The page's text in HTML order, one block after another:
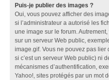
Puis-je publier des images ?
Oui, vous pouvez afficher des
si l’administrateur a autorisé les
une image sur le forum.
sur un serveur Web public,
image.gif. Vous ne pouvez pas
si c’est un serveur Web public) ni
mécanismes d’authentification,
Yahoo!, sites protégés par un mot